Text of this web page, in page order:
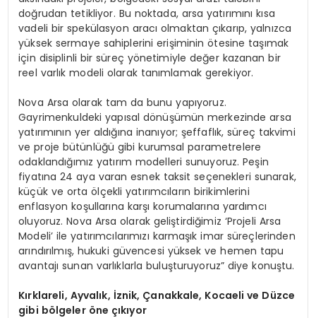
doğrudan tetikliyor. Bu noktada, arsa yatırımını kısa
vadeli bir spekülasyon aracı olmaktan çıkarıp, yalnızca
yüksek sermaye sahiplerini erişiminin ötesine taşımak
için disiplinli bir süreç yönetimiyle değer kazanan bir
reel varlık modeli olarak tanımlamak gerekiyor.
Nova Arsa olarak tam da bunu yapıyoruz.
Gayrimenkuldeki yapısal dönüşümün merkezinde arsa
yatırımının yer aldığına inanıyor; şeffaflık, süreç takvimi
ve proje bütünlüğü gibi kurumsal parametrelere
odaklandığımız yatırım modelleri sunuyoruz. Peşin
fiyatına 24 aya varan esnek taksit seçenekleri sunarak,
küçük ve orta ölçekli yatırımcıların birikimlerini
enflasyon koşullarına karşı korumalarına yardımcı
oluyoruz. Nova Arsa olarak geliştirdiğimiz ‘Projeli Arsa
Modeli’ ile yatırımcılarımızı karmaşık imar süreçlerinden
arındırılmış, hukuki güvencesi yüksek ve hemen tapu
avantajı sunan varlıklarla buluşturuyoruz” diye konuştu.
Kırklareli, Ayvalık, İznik, Çanakkale, Kocaeli ve Düzce
gibi bölgeler öne çıkıyor